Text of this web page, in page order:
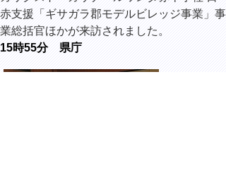
赤支援「ギサガラ郡モデルビレッジ事業」事
業総括官ほかが来訪されました。
15時55分 県庁